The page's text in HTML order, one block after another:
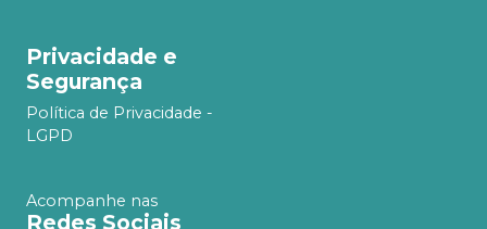
Privacidade e
Segurança
Política de Privacidade -
LGPD
Acompanhe nas
Redes Sociais